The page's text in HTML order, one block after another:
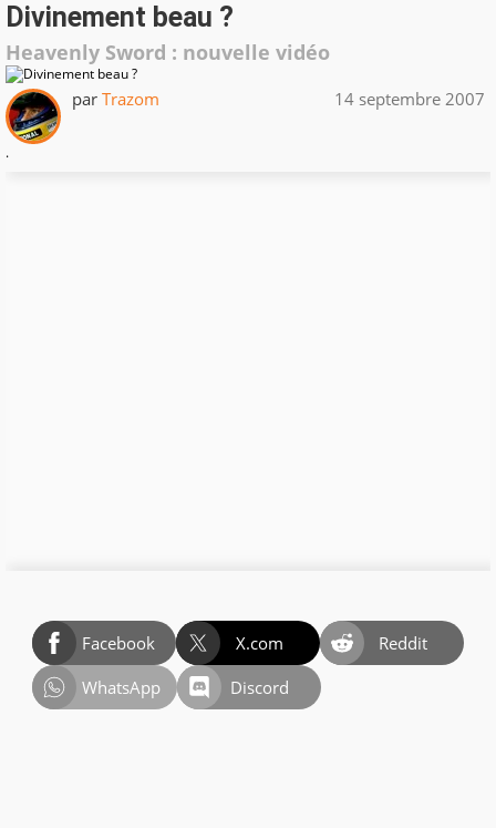
Divinement beau ?
Heavenly Sword : nouvelle vidéo
par Trazom 14 septembre 2007
.
Facebook X.com
Reddit
WhatsApp
Discord